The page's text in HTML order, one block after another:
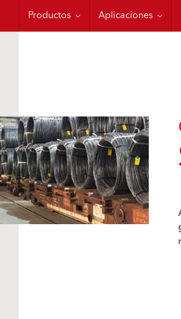
Productos
Moisture ControlAplicaciones
Carga en